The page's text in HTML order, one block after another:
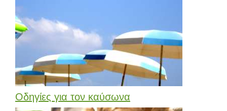
Οδηγίες για τον καύσωνα